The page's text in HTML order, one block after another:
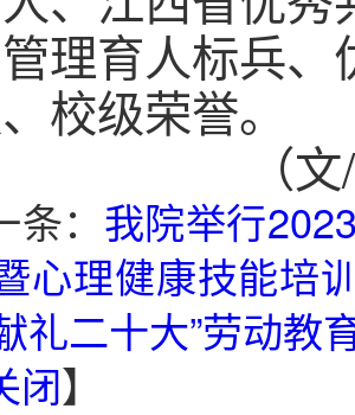
理育人标兵
校级荣誉。
（
： 我院举行
心理健康技能培
礼二十大”劳动教
闭】